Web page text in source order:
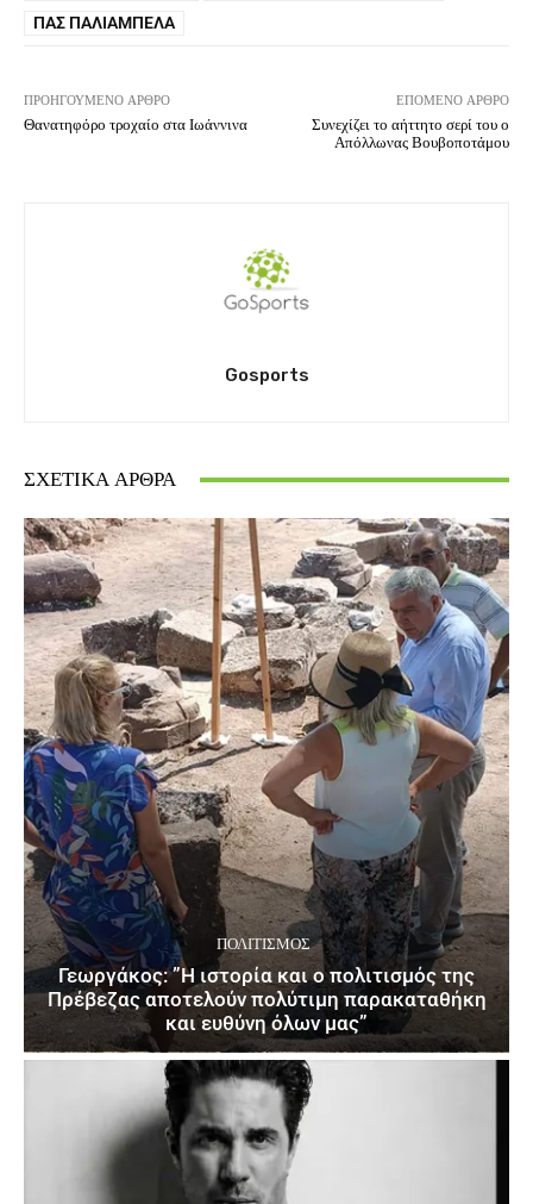
ΠΑΣ ΠΑΛΙΆΜΠΕΛΑ
ΠΡΟΗΓΟΎΜΕΝΟ ΆΡΘΡΟ
Θανατηφόρο τροχαίο στα Ιωάννινα
ΕΠΌΜΕΝΟ ΆΡΘΡΟ
Συνεχίζει το αήττητο σερί του ο
Απόλλωνας Βουβοποτάμου
Gosports
ΣΧΕΤΙΚΆ ΆΡΘΡΑ
ΠΟΛΙΤΙΣΜΌΣ
Γεωργάκος: ”Η ιστορία και ο πολιτισμός της
Πρέβεζας αποτελούν πολύτιμη παρακαταθήκη
και ευθύνη όλων μας”